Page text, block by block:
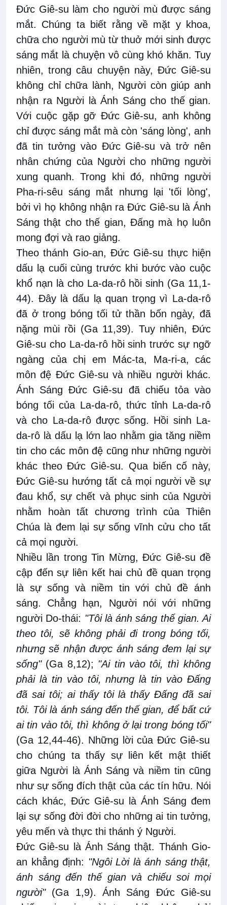
Đức Giê-su làm cho người mù được sáng
mắt. Chúng ta biết rằng về mặt y khoa,
chữa cho người mù từ thuở mới sinh được
sáng mắt là chuyện vô cùng khó khăn. Tuy
nhiên, trong câu chuyện này, Đức Giê-su
không chỉ chữa lành, Người còn giúp anh
nhận ra Người là Ánh Sáng cho thế gian.
Với cuộc gặp gỡ Đức Giê-su, anh không
chỉ được sáng mắt mà còn 'sáng lòng', anh
đã tin tưởng vào Đức Giê-su và trở nên
nhân chứng của Người cho những người
xung quanh. Trong khi đó, những người
Pha-ri-sêu sáng mắt nhưng lại 'tối lòng',
bởi vì họ không nhận ra Đức Giê-su là Ánh
Sáng thật cho thế gian, Đấng mà họ luôn
mong đợi và rao giảng.
Theo thánh Gio-an, Đức Giê-su thực hiện
dấu lạ cuối cùng trước khi bước vào cuộc
khổ nạn là cho La-da-rô hồi sinh (Ga 11,1-
44). Đây là dấu lạ quan trọng vì La-da-rô
đã ở trong bóng tối tử thần bốn ngày, đã
nặng mùi rồi (Ga 11,39). Tuy nhiên, Đức
Giê-su cho La-da-rô hồi sinh trước sự ngỡ
ngàng của chị em Mác-ta, Ma-ri-a, các
môn đệ Đức Giê-su và nhiều người khác.
Ánh Sáng Đức Giê-su đã chiếu tỏa vào
bóng tối của La-da-rô, thức tỉnh La-da-rô
và cho La-da-rô được sống. Hồi sinh La-
da-rô là dấu lạ lớn lao nhằm gia tăng niềm
tin cho các môn đệ cũng như những người
khác theo Đức Giê-su. Qua biến cố này,
Đức Giê-su hướng tất cả mọi người về sự
đau khổ, sự chết và phục sinh của Người
nhằm hoàn tất chương trình của Thiên
Chúa là đem lại sự sống vĩnh cửu cho tất
cả mọi người.
Nhiều lần trong Tin Mừng, Đức Giê-su đề
cập đến sự liên kết hai chủ đề quan trọng
là sự sống và niềm tin với chủ đề ánh
sáng. Chẳng hạn, Người nói với những
người Do-thái: "Tôi là ánh sáng thế gian. Ai
theo tôi, sẽ không phải đi trong bóng tối,
nhưng sẽ nhận được ánh sáng đem lại sự
sống"(Ga 8,12); "Ai tin vào tôi, thì không
phải là tin vào tôi, nhưng là tin vào Đấng
đã sai tôi; ai thấy tôi là thấy Đấng đã sai
tôi. Tôi là ánh sáng đến thế gian, để bất cứ
ai tin vào tôi, thì không ở lại trong bóng tối"
(Ga 12,44-46). Những lời của Đức Giê-su
cho chúng ta thấy sự liên kết mật thiết
giữa Người là Ánh Sáng và niềm tin cũng
như sự sống đích thật của các tín hữu. Nói
cách khác, Đức Giê-su là Ánh Sáng đem
lại sự sống đời đời cho những ai tin tưởng,
yêu mến và thực thi thánh ý Người.
Đức Giê-su là Ánh Sáng thật. Thánh Gio-
an khẳng định: "Ngôi Lời là ánh sáng thật,
ánh sáng đến thế gian và chiếu soi mọi
người"(Ga 1,9). Ánh Sáng Đức Giê-su